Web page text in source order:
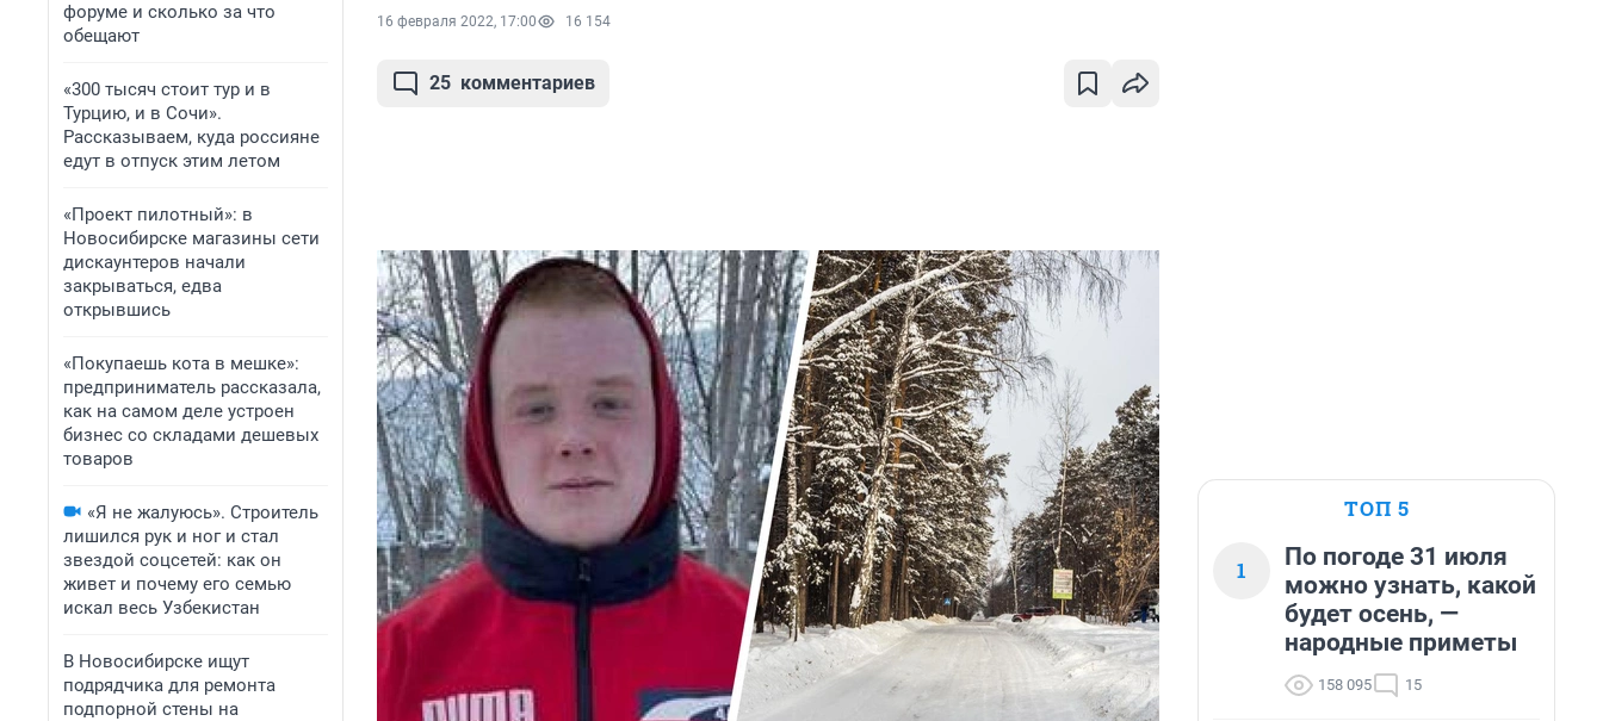
форуме и сколько за что
обещают
«300 тысяч стоит тур и в
Турцию, и в Сочи».
Рассказываем, куда россияне
едут в отпуск этим летом
«Проект пилотный»: в
Новосибирске магазины сети
дискаунтеров начали
закрываться, едва
открывшись
«Покупаешь кота в мешке»:
предприниматель рассказала,
как на самом деле устроен
бизнес со складами дешевых
товаров
«Я не жалуюсь». Строитель
лишился рук и ног и стал
звездой соцсетей: как он
живет и почему его семью
искал весь Узбекистан
В Новосибирске ищут
подрядчика для ремонта
подпорной стены на
16 февраля 2022, 17:00 16 154
25 комментариев
ТОП 5
1
По погоде 31 июля
можно узнать, какой
будет осень, —
народные приметы
158 095 15